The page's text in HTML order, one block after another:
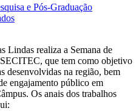
e Pós-Graduação
Lindas realiza a Semana de
que tem como objetivo
desenvolvidas na região, bem
engajamento público em
Os anais dos trabalhos